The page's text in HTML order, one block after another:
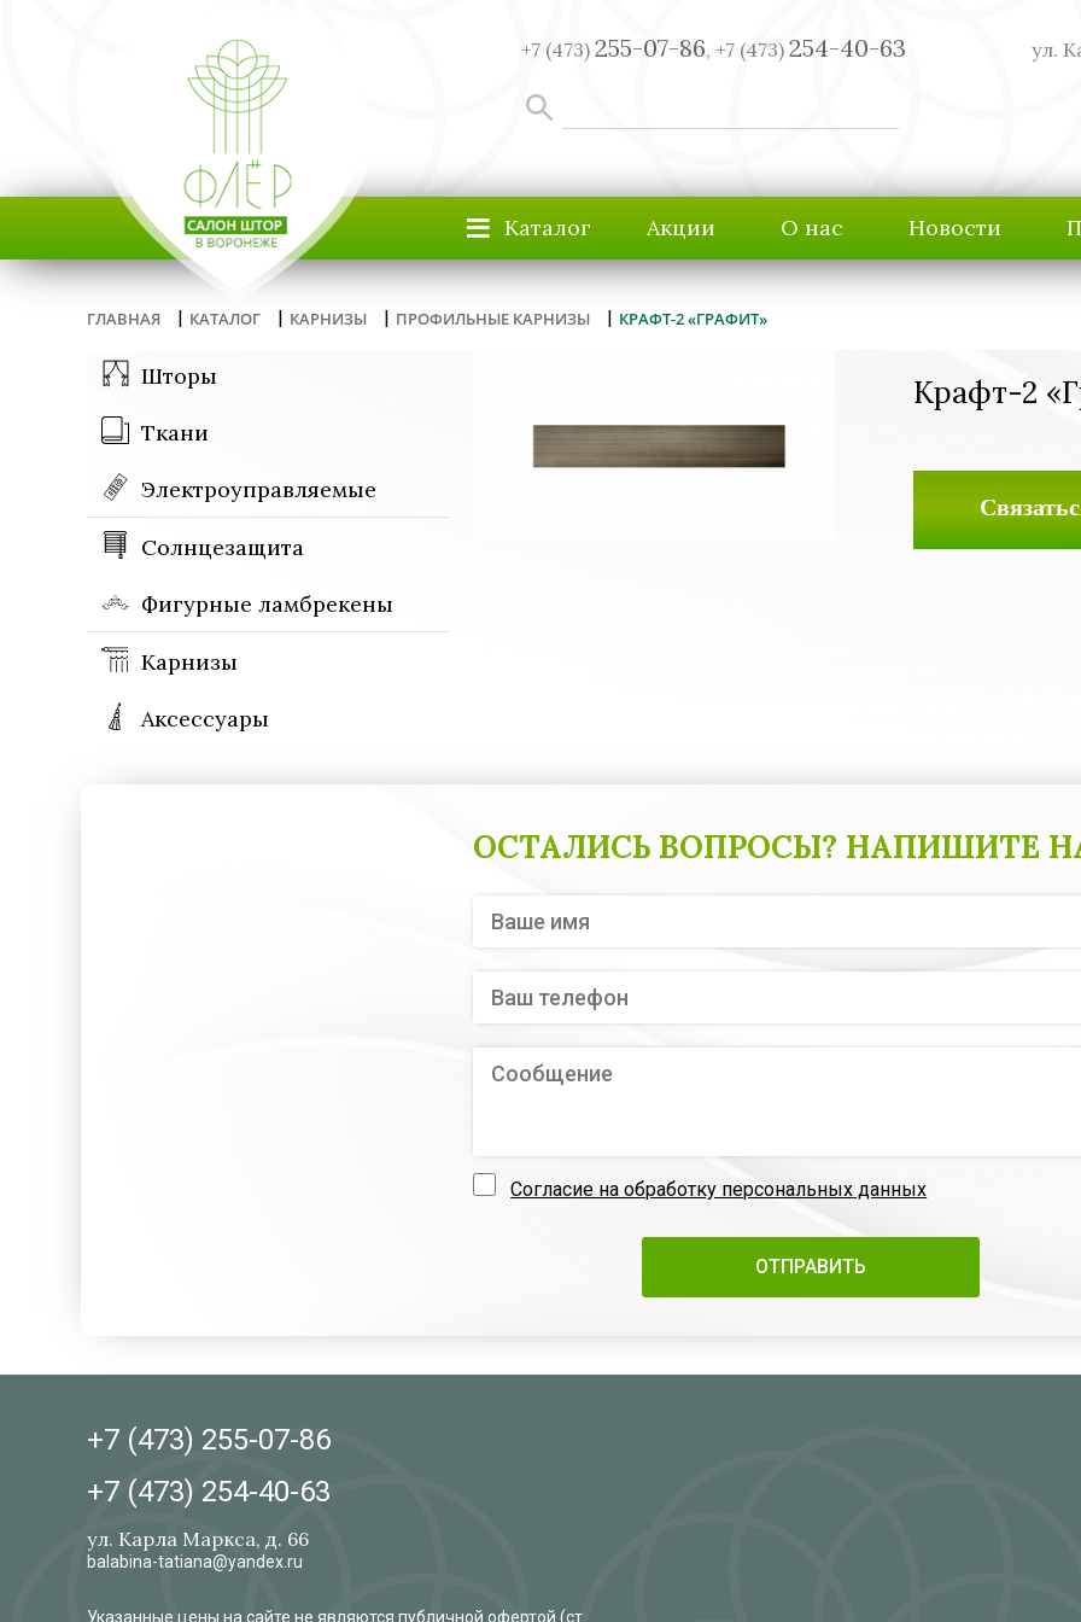
+7 (473) 255-07-86, +7 (473) 254-40-63 ул.
≡ Каталог Акции О нас Новости
ГЛАВНАЯ | КАТАЛОГ | КАРНИЗЫ | ПРОФИЛЬНЫЕ КАРНИЗЫ | КРАФТ-2 «ГРАФИТ»
Шторы
Ткани
Электроуправляемые
Солнцезащита
Фигурные ламбрекены
Карнизы
Аксессуары
Крафт-2
ОСТАЛИСЬ ВОПРОСЫ? НАПИШИТЕ
Согласие на обработку персональных данных
+7 (473) 255-07-86
+7 (473) 254-40-63
ул. Карла Маркса, д. 66
balabina-tatiana@yandex.ru
Указанные цены на сайте не являются публичной офертой (ст.